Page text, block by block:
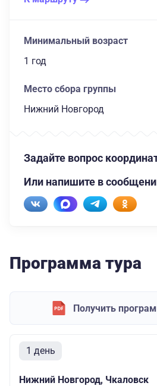
Минимальный возраст
1 год
Место сбора группы
Нижний Новгород
Задайте вопрос
Или напишите в
Программа тура
Получить
1 день
Нижний Новгород, Чкаловск